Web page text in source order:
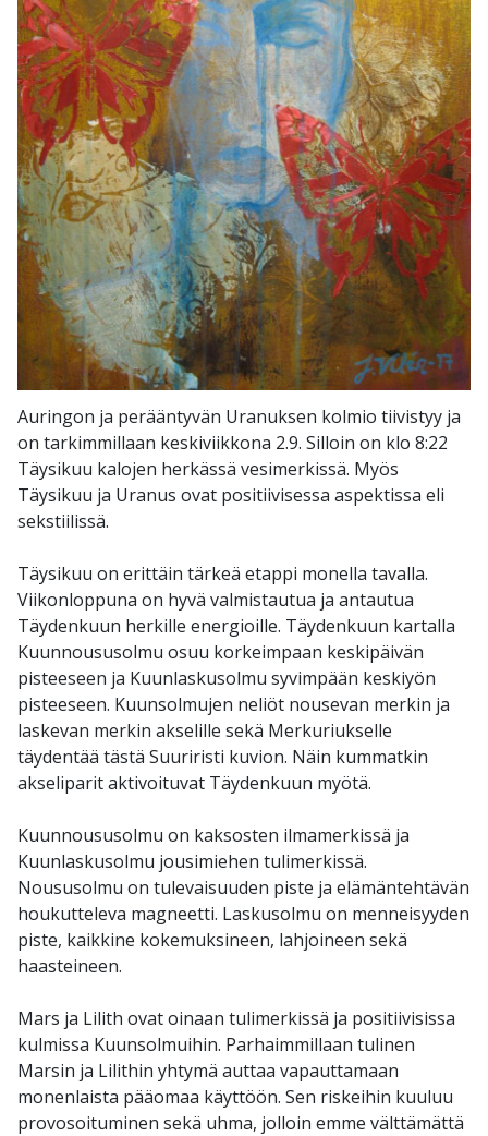
Auringon ja perääntyvän Uranuksen kolmio tiivistyy ja
on tarkimmillaan keskiviikkona 2.9. Silloin on klo 8:22
Täysikuu kalojen herkässä vesimerkissä. Myös
Täysikuu ja Uranus ovat positiivisessa aspektissa eli
sekstiilissä.
Täysikuu on erittäin tärkeä etappi monella tavalla.
Viikonloppuna on hyvä valmistautua ja antautua
Täydenkuun herkille energioille. Täydenkuun kartalla
Kuunnoususolmu osuu korkeimpaan keskipäivän
pisteeseen ja Kuunlaskusolmu syvimpään keskiyön
pisteeseen. Kuunsolmujen neliöt nousevan merkin ja
laskevan merkin akselille sekä Merkuriukselle
täydentää tästä Suuriristi kuvion. Näin kummatkin
akseliparit aktivoituvat Täydenkuun myötä.
Kuunnoususolmu on kaksosten ilmamerkissä ja
Kuunlaskusolmu jousimiehen tulimerkissä.
Noususolmu on tulevaisuuden piste ja elämäntehtävän
houkutteleva magneetti. Laskusolmu on menneisyyden
piste, kaikkine kokemuksineen, lahjoineen sekä
haasteineen.
Mars ja Lilith ovat oinaan tulimerkissä ja positiivisissa
kulmissa Kuunsolmuihin. Parhaimmillaan tulinen
Marsin ja Lilithin yhtymä auttaa vapauttamaan
monenlaista pääomaa käyttöön. Sen riskeihin kuuluu
provosoituminen sekä uhma, jolloin emme välttämättä